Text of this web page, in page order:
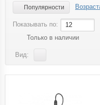
Популярности
Показывать по:
12
Только в наличии
Вид: